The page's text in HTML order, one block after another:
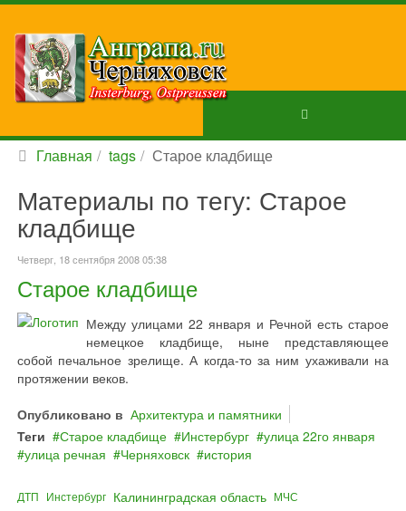
Главная tags Старое кладбище
Материалы по тегу: Старое
кладбище
Четверг, 18 сентября 2008 05:38
Старое кладбище
Между улицами 22 января и Речной есть старое
немецкое кладбище, ныне представляющее
собой печальное зрелище. А когда-то за ним ухаживали на
протяжении веков.
Опубликовано в Архитектура и памятники
Теги
Старое кладбище Инстербург
улица 22го января
улица речная
Черняховск история
ДТП Инстербург Калининградская область МЧС